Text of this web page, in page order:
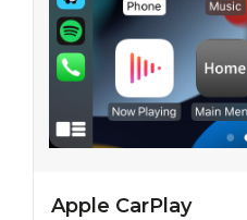
Apple CarPlay